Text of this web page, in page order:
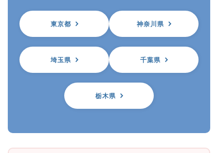
東京都 神奈川県
埼玉県 千葉県
栃木県